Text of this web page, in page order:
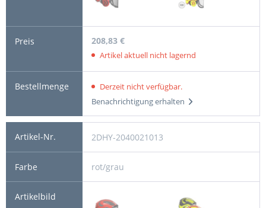
208,83 €
Artikel aktuell nicht lagernd
Derzeit nicht verfügbar.
Benachrichtigung erhalten
2DHY-2040021013
rot/grau